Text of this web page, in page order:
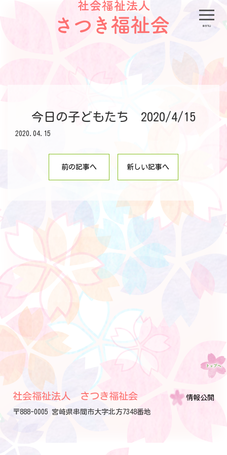
menu
今日の子どもたち 2020/4/15
2020.04.15
前の記事へ 新しい記事へ
社会福祉法人 さつき福祉会
〒888-0005 宮崎県串間市大字北方7348番地
情報公開